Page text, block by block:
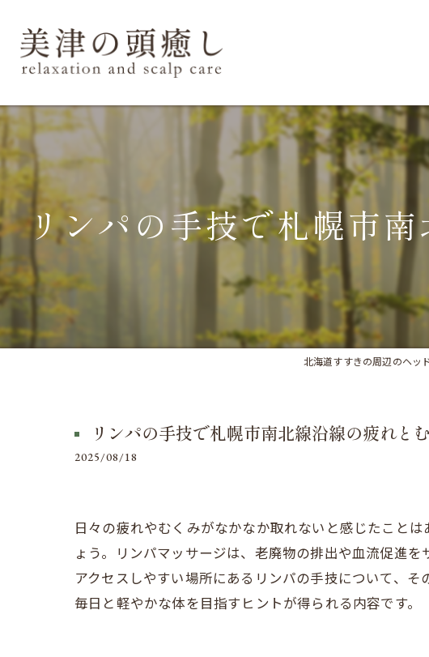
リンパの手技で札幌市
北海道すすきの周辺のヘッ
リンパの手技で札幌市南北線沿線の疲れと
2025/08/18
日々の疲れやむくみがなかなか取れないと感じたこと
ょう。リンパマッサージは、老廃物の排出や血流促進
アクセスしやすい場所にあるリンパの手技について、
毎日と軽やかな体を目指すヒントが得られる内容です。